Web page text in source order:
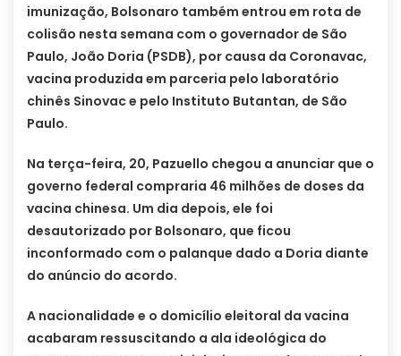
imunização, Bolsonaro também entrou em rota de
colisão nesta semana com o governador de São
Paulo, João Doria (PSDB), por causa da Coronavac,
vacina produzida em parceria pelo laboratório
chinês Sinovac e pelo Instituto Butantan, de São
Paulo.
Na terça-feira, 20, Pazuello chegou a anunciar que o
governo federal compraria 46 milhões de doses da
vacina chinesa. Um dia depois, ele foi
desautorizado por Bolsonaro, que ficou
inconformado com o palanque dado a Doria diante
do anúncio do acordo.
A nacionalidade e o domicílio eleitoral da vacina
acabaram ressuscitando a ala ideológica do